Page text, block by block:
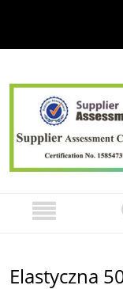
Elastyczna